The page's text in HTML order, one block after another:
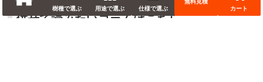
併せて読みたいコラムはこちら
樹種で選ぶ 用途で選ぶ 仕様で選ぶ カート